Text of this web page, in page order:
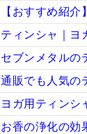
【おすすめ紹
ティンシャ｜ヨ
セブンメタルの
通販でも人気の
ヨガ用ティンシ
お香の浄化の効